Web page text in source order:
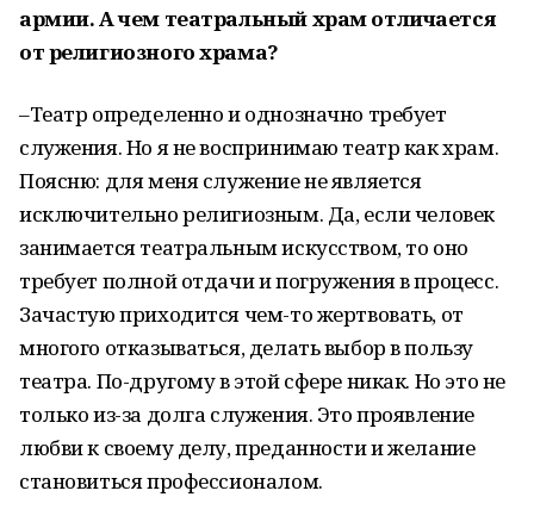
армии. А чем театральный храм отличается
от религиозного храма?
–Театр определенно и однозначно требует
служения. Но я не воспринимаю театр как храм.
Поясню: для меня служение не является
исключительно религиозным. Да, если человек
занимается театральным искусством, то оно
требует полной отдачи и погружения в процесс.
Зачастую приходится чем-то жертвовать, от
многого отказываться, делать выбор в пользу
театра. По-другому в этой сфере никак. Но это не
только из-за долга служения. Это проявление
любви к своему делу, преданности и желание
становиться профессионалом.